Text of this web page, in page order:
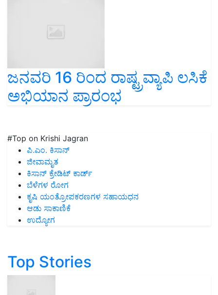
ಜನವರಿ 16 ರಿಂದ ರಾಷ್ಟ್ರವ್ಯಾಪಿ ಲಸಿಕೆ
ಅಭಿಯಾನ ಪ್ರಾರಂಭ
#Top on Krishi Jagran
ಪಿ.ಎಂ. ಕಿಸಾನ್
ಜೀವಾಮೃತ
ಕಿಸಾನ್ ಕ್ರೇಡಿಟ್ ಕಾರ್ಡ್
ಬೆಳೆಗಳ ರೋಗ
ಕೃಷಿ ಯಂತ್ರೋಪಕರಣಗಳ ಸಹಾಯಧನ
ಆಡು ಸಾಕಾಣಿಕೆ
ಉದ್ಯೋಗ
Top Stories